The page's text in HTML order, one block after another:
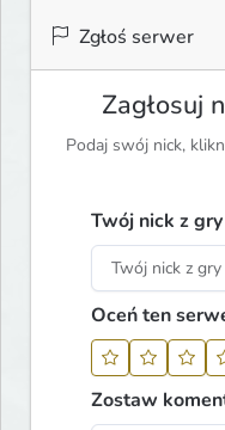
Zgłoś serwer
Zagłosuj
Podaj swój nick,
Twój nick z gry
Oceń ten
Zostaw